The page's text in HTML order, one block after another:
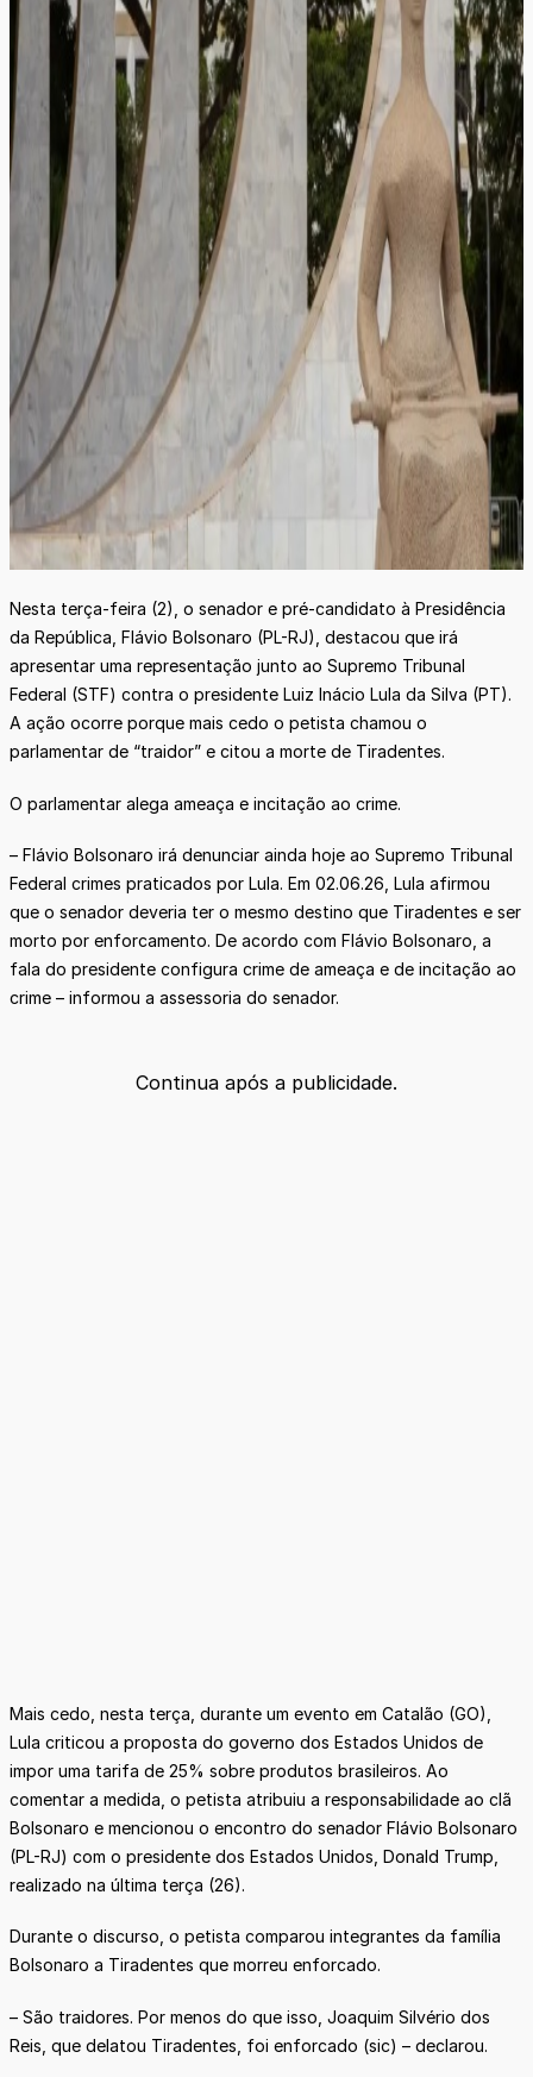
Nesta terça-feira (2), o senador e pré-candidato à Presidência
da República, Flávio Bolsonaro (PL-RJ), destacou que irá
apresentar uma representação junto ao Supremo Tribunal
Federal (STF) contra o presidente Luiz Inácio Lula da Silva (PT).
A ação ocorre porque mais cedo o petista chamou o
parlamentar de “traidor” e citou a morte de Tiradentes.
O parlamentar alega ameaça e incitação ao crime.
– Flávio Bolsonaro irá denunciar ainda hoje ao Supremo Tribunal
Federal crimes praticados por Lula. Em 02.06.26, Lula afirmou
que o senador deveria ter o mesmo destino que Tiradentes e ser
morto por enforcamento. De acordo com Flávio Bolsonaro, a
fala do presidente configura crime de ameaça e de incitação ao
crime – informou a assessoria do senador.
Continua após a publicidade.
Mais cedo, nesta terça, durante um evento em Catalão (GO),
Lula criticou a proposta do governo dos Estados Unidos de
impor uma tarifa de 25% sobre produtos brasileiros. Ao
comentar a medida, o petista atribuiu a responsabilidade ao clã
Bolsonaro e mencionou o encontro do senador Flávio Bolsonaro
(PL-RJ) com o presidente dos Estados Unidos, Donald Trump,
realizado na última terça (26).
Durante o discurso, o petista comparou integrantes da família
Bolsonaro a Tiradentes que morreu enforcado.
– São traidores. Por menos do que isso, Joaquim Silvério dos
Reis, que delatou Tiradentes, foi enforcado (sic) – declarou.